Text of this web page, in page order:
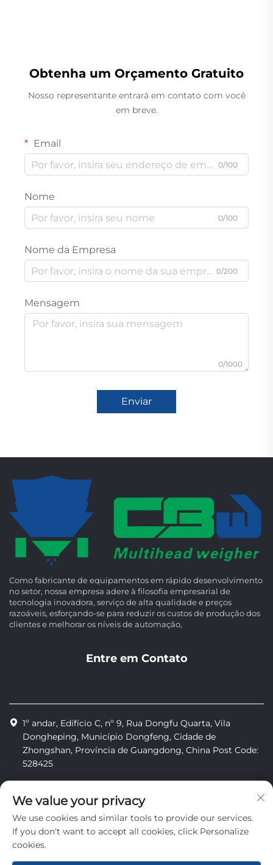
Obtenha um Orçamento Gratuito
Nosso representante entrará em contato com você
em breve.
Email
0/100
Nome
0/100
Nome da Empresa
0/200
Mensagem
0/1000
Enviar
Como fabricante de equipamentos em rápido desenvolvimento
no setor, nossa empresa adere à filosofia empresarial de
tecnologia inovadora, serviço de alta qualidade e preços
razoáveis, esforçando-se para reduzir os custos de produção dos
clientes e melhorar os níveis de automação,
Entre em Contato
1º andar, Edifício C, nº 9, Rua Dongfu Quarta, Vila
Dongheping, Município Dongfeng, Cidade de
Zhongshan, Província de Guangdong, China Post Code:
528425
[email protected]
We value your privacy
We use cookies and similar tools to provide our services.
If you don't want to accept all cookies, click Personalize
cookies.